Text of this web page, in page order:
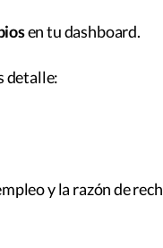
en tu dashboard.
detalle:
y la razón de